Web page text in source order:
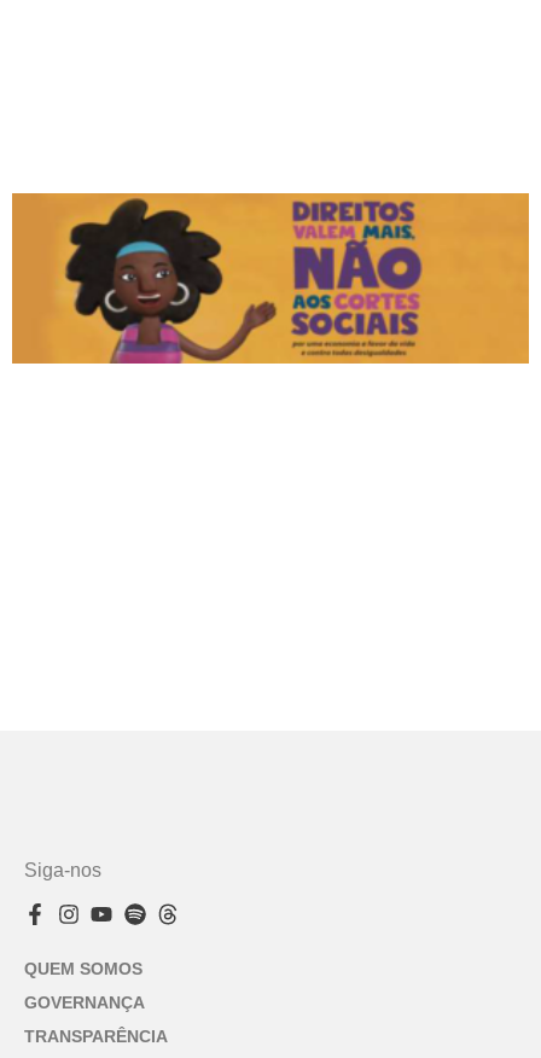
Siga-nos
QUEM SOMOS
GOVERNANÇA
TRANSPARÊNCIA